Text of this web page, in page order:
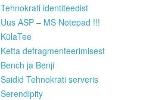
Tehnokrati identiteedist
Uus ASP – MS Notepad !!!
KülaTee
Ketta defragmenteerimisest
Bench ja Benji
Saidid Tehnokrati serveris
Serendipity